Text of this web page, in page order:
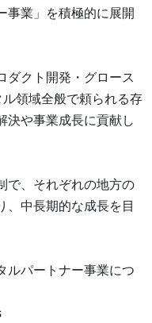
事業」を積極的に展開
ダクト開発・グロース
ル領域全般で頼られる存
決や事業成長に貢献し
で、それぞれの地方の
、中長期的な成長を目
ルパートナー事業につ